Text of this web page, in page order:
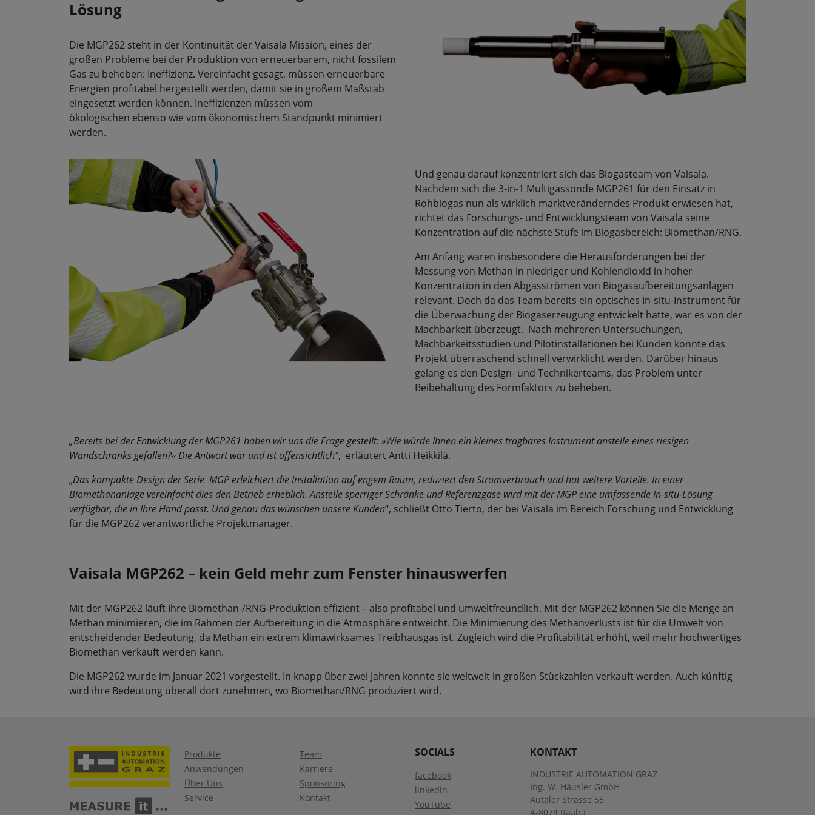
Lösung
Die MGP262 steht in der Kontinuität der Vaisala Mission, eines der
großen Probleme bei der Produktion von erneuerbarem, nicht fossilem
Gas zu beheben: Ineffizienz. Vereinfacht gesagt, müssen erneuerbare
Energien profitabel hergestellt werden, damit sie in großem Maßstab
eingesetzt werden können. Ineffizienzen müssen vom
ökologischen ebenso wie vom ökonomischem Standpunkt minimiert
werden.
Und genau darauf konzentriert sich das Biogasteam von Vaisala.
Nachdem sich die 3-in-1 Multigassonde MGP261 für den Einsatz in
Rohbiogas nun als wirklich marktveränderndes Produkt erwiesen hat,
richtet das Forschungs- und Entwicklungsteam von Vaisala seine
Konzentration auf die nächste Stufe im Biogasbereich: Biomethan/RNG.
Am Anfang waren insbesondere die Herausforderungen bei der
Messung von Methan in niedriger und Kohlendioxid in hoher
Konzentration in den Abgasströmen von Biogasaufbereitungsanlagen
relevant. Doch da das Team bereits ein optisches In-situ-Instrument für
die Überwachung der Biogaserzeugung entwickelt hatte, war es von der
Machbarkeit überzeugt. Nach mehreren Untersuchungen,
Machbarkeitsstudien und Pilotinstallationen bei Kunden konnte das
Projekt überraschend schnell verwirklicht werden. Darüber hinaus
gelang es den Design- und Technikerteams, das Problem unter
Beibehaltung des Formfaktors zu beheben.
„Bereits bei der Entwicklung der MGP261 haben wir uns die Frage gestellt: »Wie würde Ihnen ein kleines tragbares Instrument anstelle eines riesigen
Wandschranks gefallen?« Die Antwort war und ist offensichtlich“, erläutert Antti Heikkilä.
„Das kompakte Design der Serie MGP erleichtert die Installation auf engem Raum, reduziert den Stromverbrauch und hat weitere Vorteile. In einer
Biomethananlage vereinfacht dies den Betrieb erheblich. Anstelle sperriger Schränke und Referenzgase wird mit der MGP eine umfassende In-situ-Lösung
verfügbar, die in Ihre Hand passt. Und genau das wünschen unsere Kunden“, schließt Otto Tierto, der bei Vaisala im Bereich Forschung und Entwicklung
für die MGP262 verantwortliche Projektmanager.
Vaisala MGP262 – kein Geld mehr zum Fenster hinauswerfen
Mit der MGP262 läuft Ihre Biomethan-/RNG-Produktion effizient – also profitabel und umweltfreundlich. Mit der MGP262 können Sie die Menge an
Methan minimieren, die im Rahmen der Aufbereitung in die Atmosphäre entweicht. Die Minimierung des Methanverlusts ist für die Umwelt von
entscheidender Bedeutung, da Methan ein extrem klimawirksames Treibhausgas ist. Zugleich wird die Profitabilität erhöht, weil mehr hochwertiges
Biomethan verkauft werden kann.
Die MGP262 wurde im Januar 2021 vorgestellt. In knapp über zwei Jahren konnte sie weltweit in großen Stückzahlen verkauft werden. Auch künftig
wird ihre Bedeutung überall dort zunehmen, wo Biomethan/RNG produziert wird.
Produkte
Anwendungen
Über Uns
Service
Team
Karriere
Sponsoring
Kontakt
SOCIALS
facebook
linkedin
YouTube
KONTAKT
INDUSTRIE AUTOMATION GRAZ
Ing. W. Häusler GmbH
Autaler Strasse 55
A-8074 Raaba